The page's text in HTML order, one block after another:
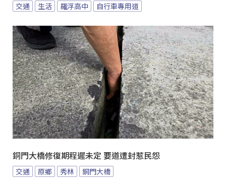
交通 生活 羅浮高中 自行車專用道
銅門大橋修復期程遲未定 要道遭封惹民怨
交通 原鄉 秀林 銅門大橋